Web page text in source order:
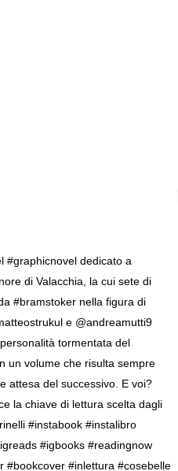
#graphicnovel dedicato a
di Valacchia, la cui sete di
#bramstoker nella figura di
e @andreamutti9
tormentata del
un volume che risulta sempre
attesa del successivo. E voi?
la chiave di lettura scelta dagli
#instabook #instalibro
#igbooks #readingnow
#bookcover #inlettura #cosebelle